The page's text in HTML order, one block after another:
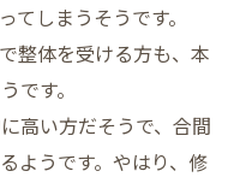
てしまうそうです。
整体を受ける方も、本
です。
高い方だそうで、合間
ようです。やはり、修